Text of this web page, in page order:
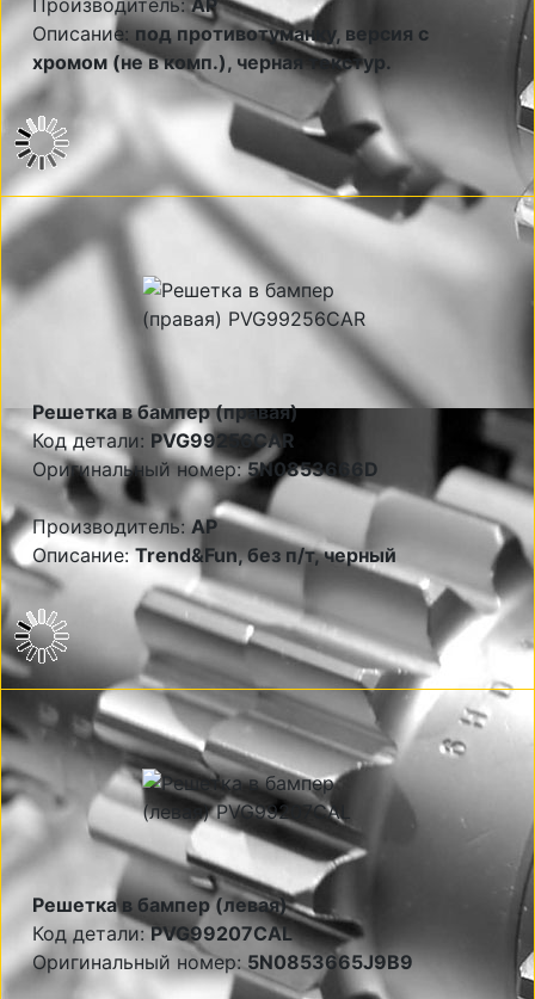
Производитель:AP
Описание: под противотуманку, версия с
хромом (не в комп.), черная текстур.
Решетка в бампер (правая)
Код детали: PVG99256CAR
Оригинальный номер:5N0853666D
Производитель:AP
Описание:Trend&Fun, без п/т, черный
Решетка в бампер (левая)
Код детали:PVG99207CAL
Оригинальный номер: 5N0853665J9B9